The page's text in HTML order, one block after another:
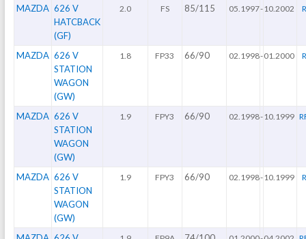
MAZDA 626 V
HATCBACK
(GF)
2.0 FS 85/115 05.1997-10.2002
MAZDA 626 V
STATION
WAGON
(GW)
1.8 FP33 66/90 02.1998-01.2000
MAZDA 626 V
STATION
WAGON
(GW)
1.9 FPY3 66/90 02.1998-10.1999
MAZDA 626 V
STATION
WAGON
(GW)
1.9 FPY3 66/90 02.1998-10.1999